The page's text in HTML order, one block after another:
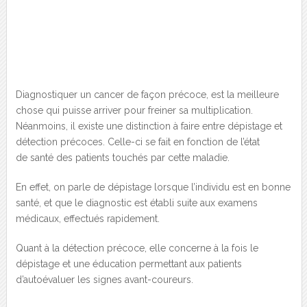
Diagnostiquer un cancer de façon précoce, est la meilleure
chose qui puisse arriver pour freiner sa multiplication.
Néanmoins, il existe une distinction à faire entre dépistage et
détection précoces. Celle-ci se fait en fonction de l’état
de santé des patients touchés par cette maladie.
En effet, on parle de dépistage lorsque l’individu est en bonne
santé, et que le diagnostic est établi suite aux examens
médicaux, effectués rapidement.
Quant à la détection précoce, elle concerne à la fois le
dépistage et une éducation permettant aux patients
d’autoévaluer les signes avant-coureurs.